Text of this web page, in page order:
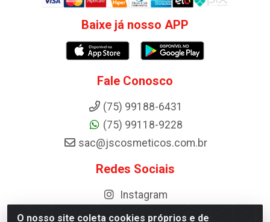
O nosso site coleta cookies próprios e de
Baixe já nosso APP
Fale Conosco
(75) 99188-6431
(75) 99118-9228
sac@jscosmeticos.com.br
Redes Sociais
Instagram